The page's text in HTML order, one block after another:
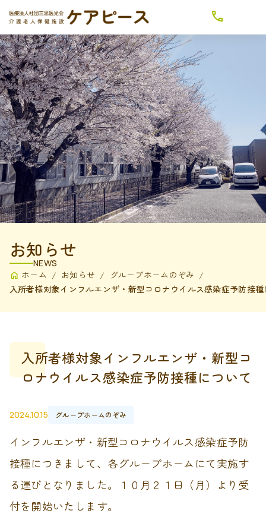
お知らせ
NEWS
ホーム お知らせ
グループホームのぞみ
入所者様対象インフルエンザ・新型コロナウイルス感染症予防接
入所者様対象インフルエンザ・新型コ
ロナウイルス感染症予防接種について
2024.10.15 グループホームのぞみ
インフルエンザ・新型コロナウイルス感染症予防
接種につきまして、各グループホームにて実施す
る運びとなりました。１０月２１日（月）より受
付を開始いたします。